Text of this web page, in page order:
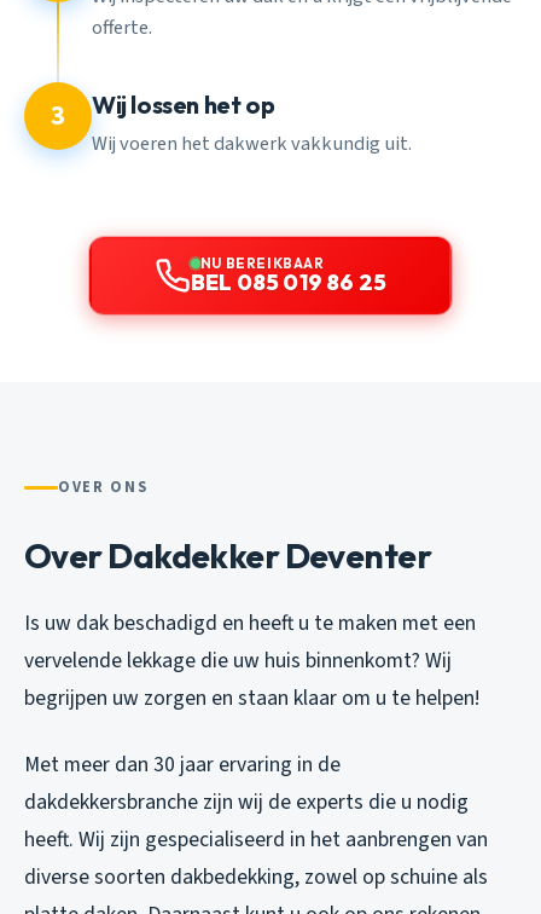
offerte.
3 Wij lossen het op
Wij voeren het dakwerk vakkundig uit.
NU BEREIKBAAR
BEL 085 019 86 25
OVER ONS
Over Dakdekker Deventer
Is uw dak beschadigd en heeft u te maken met een
vervelende lekkage die uw huis binnenkomt? Wij
begrijpen uw zorgen en staan klaar om u te helpen!
Met meer dan 30 jaar ervaring in de
dakdekkersbranche zijn wij de experts die u nodig
heeft. Wij zijn gespecialiseerd in het aanbrengen van
diverse soorten dakbedekking, zowel op schuine als